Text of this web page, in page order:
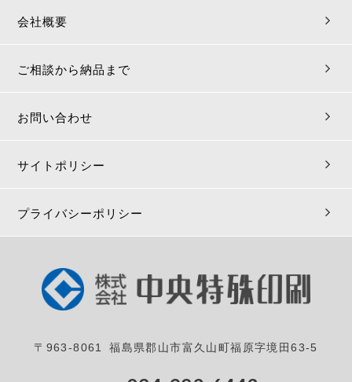
会社概要
ご相談から納品まで
お問い合わせ
サイトポリシー
プライバシーポリシー
〒963-8061 福島県郡山市富久山町福原字境田63-5